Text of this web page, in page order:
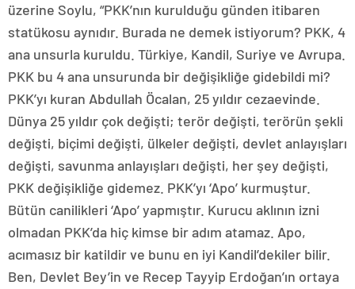
üzerine Soylu, “PKK’nın kurulduğu günden itibaren
statükosu aynıdır. Burada ne demek istiyorum? PKK, 4
ana unsurla kuruldu. Türkiye, Kandil, Suriye ve Avrupa.
PKK bu 4 ana unsurunda bir değişikliğe gidebildi mi?
PKK’yı kuran Abdullah Öcalan, 25 yıldır cezaevinde.
Dünya 25 yıldır çok değişti; terör değişti, terörün şekli
değişti, biçimi değişti, ülkeler değişti, devlet anlayışları
değişti, savunma anlayışları değişti, her şey değişti,
PKK değişikliğe gidemez. PKK’yı ‘Apo’ kurmuştur.
Bütün canilikleri ‘Apo’ yapmıştır. Kurucu aklının izni
olmadan PKK’da hiç kimse bir adım atamaz. Apo,
acımasız bir katildir ve bunu en iyi Kandil’dekiler bilir.
Ben, Devlet Bey’in ve Recep Tayyip Erdoğan’ın ortaya